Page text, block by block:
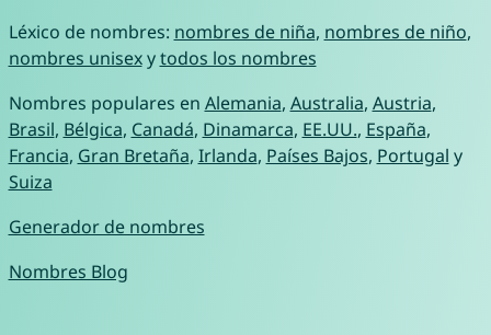
Léxico de nombres: nombres de niña, nombres de niño,
nombres unisexytodos los nombres
Nombres populares en Alemania, Australia, Austria,
Brasil, Bélgica, Canadá, Dinamarca, EE.UU., España,
Francia, Gran Bretaña, Irlanda, Países Bajos, Portugal y
Suiza
Generador de nombres
Nombres Blog